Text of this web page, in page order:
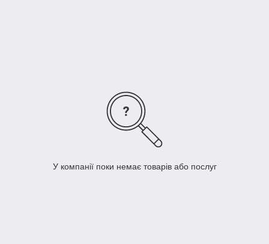
У компанії поки немає товарів або послуг